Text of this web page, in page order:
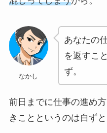
なかし
あなたの
を返すこ
ず。
前日までに仕事の進め
きことというのは自ず